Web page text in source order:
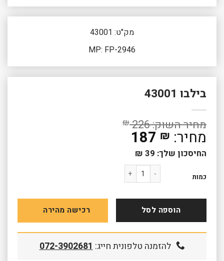
מק"ט: 43001
MP: FP-2946
בילבו 43001
226
₪
187 ₪
החיסכון שלך: ₪
כמות
כמות של בילבו 43001
הוספה לסל רכישה מהירה
להזמנה טלפונית חייג:072-3902681